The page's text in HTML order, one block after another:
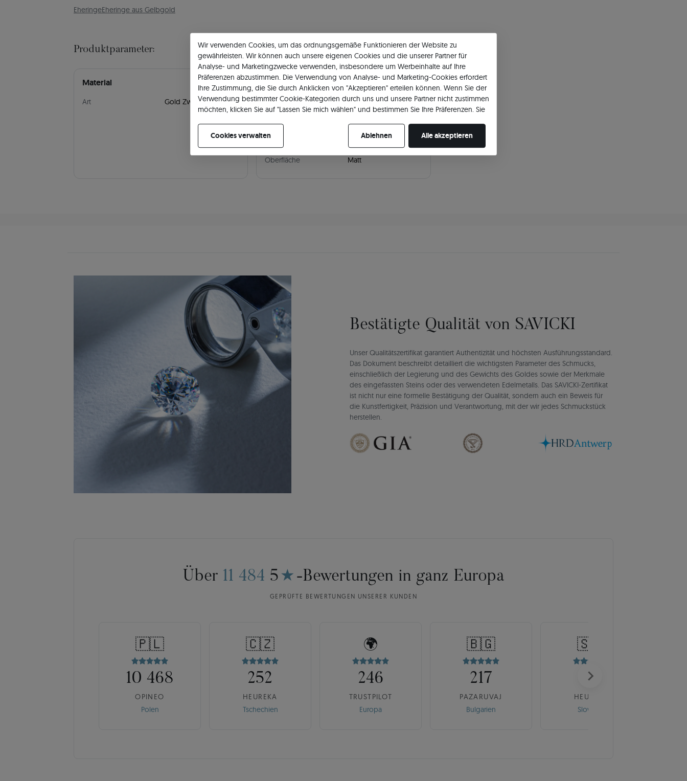
EheringeEheringe aus Gelbgold
Produktparameter:
Material
Art Gold Zweifarbig
Ehering
Breite 4
Stil Modern
Oberfläche Matt
Bestätigte Qualität von SAVICKI
Unser Qualitätszertifikat garantiert Authentizität und höchsten Ausführungsstandard.
Das Dokument beschreibt detailliert die wichtigsten Parameter des Schmucks,
einschließlich der Legierung und des Gewichts des Goldes sowie der Merkmale
des eingefassten Steins oder des verwendeten Edelmetalls. Das SAVICKI-Zertifikat
ist nicht nur eine formelle Bestätigung der Qualität, sondern auch ein Beweis für
die Kunstfertigkeit, Präzision und Verantwortung, mit der wir jedes Schmuckstück
herstellen.
Über 11 484 5 ★ -Bewertungen in ganz Europa
GEPRÜFTE BEWERTUNGEN UNSERER KUNDEN
🇵🇱
10 468
OPINEO
Polen
🇨🇿
252
HEUREKA
Tschechien
🌍
246
TRUSTPILOT
Europa
🇧🇬
217
PAZARUVAJ
Bulgarien
🇸🇰
175
HEUREKA
Slowakei
Wir verwenden Cookies, um das ordnungsgemäße Funktionieren der Website zu
gewährleisten. Wir können auch unsere eigenen Cookies und die unserer Partner für
Analyse- und Marketingzwecke verwenden, insbesondere um Werbeinhalte auf Ihre
Präferenzen abzustimmen. Die Verwendung von Analyse- und Marketing-Cookies erfordert
Ihre Zustimmung, die Sie durch Anklicken von "Akzeptieren" erteilen können. Wenn Sie der
Verwendung bestimmter Cookie-Kategorien durch uns und unsere Partner nicht zustimmen
möchten, klicken Sie auf "Lassen Sie mich wählen" und bestimmen Sie Ihre Präferenzen. Sie
Cookies verwalten
Ablehnen Alle akzeptieren